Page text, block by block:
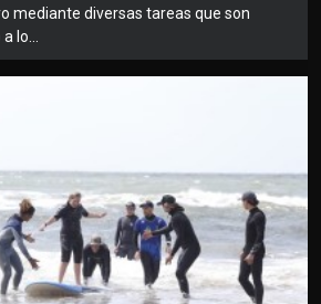
mediante diversas tareas que son
lo...